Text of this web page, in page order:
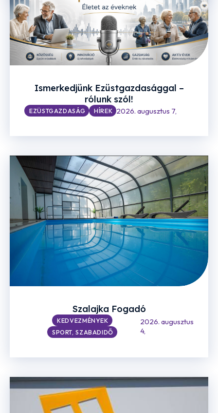
Ismerkedjünk Ezüstgazdasággal –
rólunk szól!
EZÜSTGAZDASÁG HÍREK 2026. augusztus 7,
Szalajka Fogadó
KEDVEZMÉNYEK
SPORT, SZABADIDŐ
2026. augusztus
4,